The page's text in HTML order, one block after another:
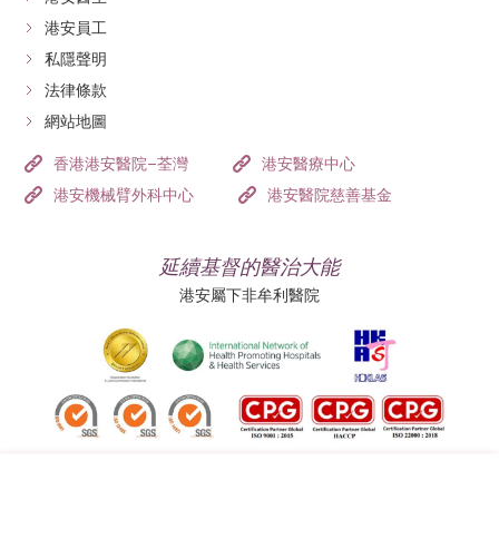
港安員工
私隱聲明
法律條款
網站地圖
香港港安醫院–荃灣
港安醫療中心
港安機械臂外科中心
港安醫院慈善基金
延續基督的醫治大能
港安屬下非牟利醫院